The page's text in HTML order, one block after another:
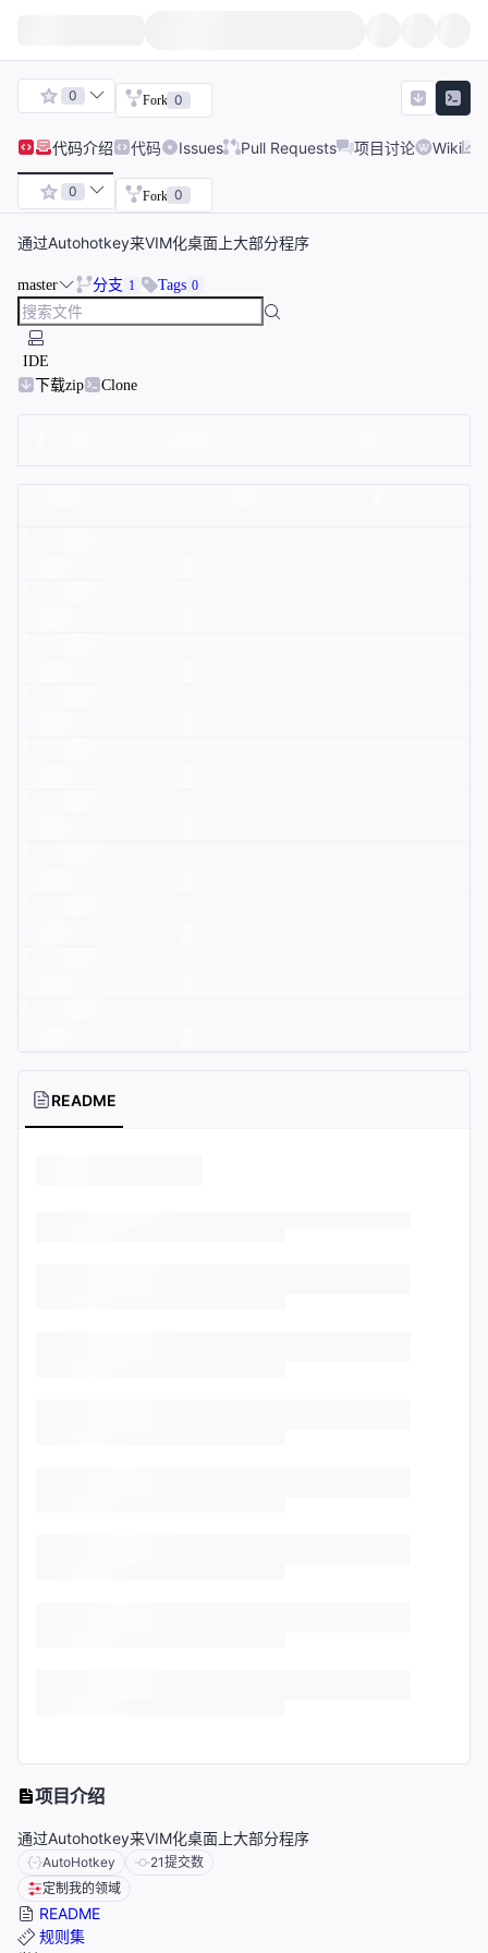
0 Fork 0
代码介绍 代码 Issues Pull Requests 项目讨论 Wiki
0 Fork 0
通过Autohotkey来VIM化桌面上大部分程序
master 分支 1 Tags 0
IDE
下载zip
Clone
README
项目介绍
通过Autohotkey来VIM化桌面上大部分程序
AutoHotkey 21提交数
定制我的领域
README
规则集